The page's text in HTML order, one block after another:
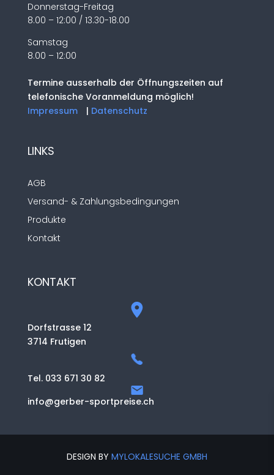
Donnerstag-Freitag
8.00 – 12:00 / 13.30-18.00
Samstag
8.00 – 12:00
Termine ausserhalb der Öffnungszeiten auf
telefonische Voranmeldung möglich!
Impressum
| Datenschutz
LINKS
AGB
Versand- & Zahlungsbedingungen
Produkte
Kontakt
KONTAKT
Dorfstrasse 12
3714 Frutigen
Tel. 033 671 30 82
info@gerber-sportpreise.ch
DESIGN BY MYLOKALESUCHE GMBH